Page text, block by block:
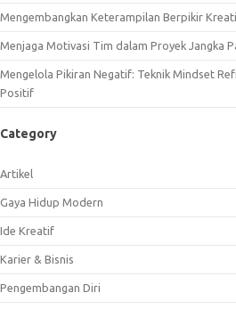
Mengembangkan Keterampilan Berpikir
Menjaga Motivasi Tim dalam Proyek Jangka
Mengelola Pikiran Negatif: Teknik Mindset
Positif
Category
Artikel
Gaya Hidup Modern
Ide Kreatif
Karier & Bisnis
Pengembangan Diri